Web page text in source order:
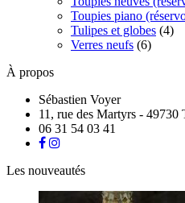
Toupies piano
Tulipes et globes (4)
Verres neufs (6)
À propos
Sébastien Voyer
11, rue des Martyrs - 49730
06 31 54 03 41
Les nouveautés